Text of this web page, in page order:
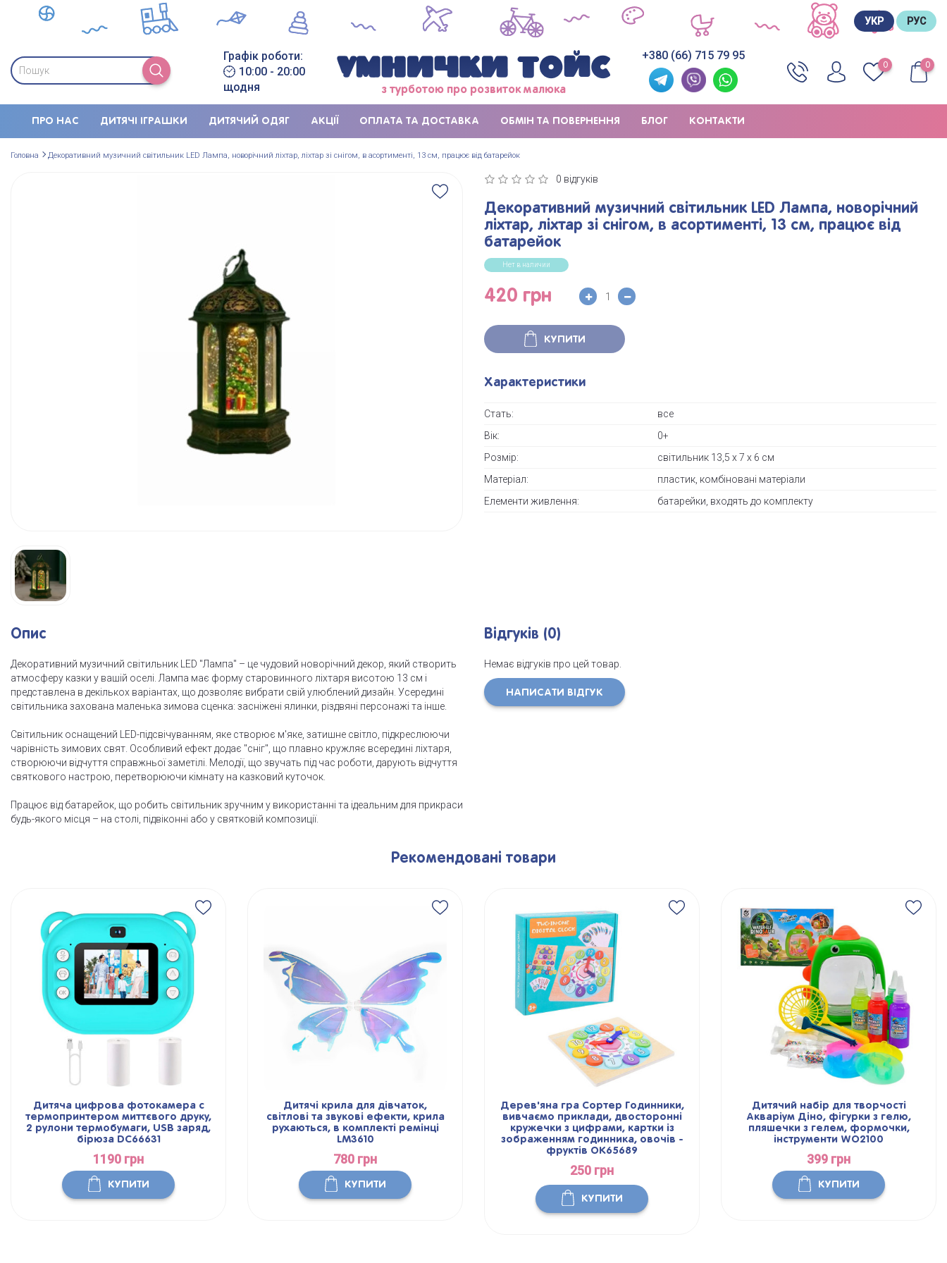
УКР РУС
Графік роботи:
10:00 - 20:00
щодня
з турботою про розвиток малюка
+380 (66) 715 79 95
0 0
ПРО НАС ДИТЯЧІ ІГРАШКИ ДИТЯЧИЙ ОДЯГ АКЦІЇ ОПЛАТА ТА ДОСТАВКА ОБМІН ТА ПОВЕРНЕННЯ БЛОГ КОНТАКТИ
Головна Декоративний музичний світильник LED Лампа, новорічний ліхтар, ліхтар зі снігом, в асортименті, 13 см, працює від батарейок
0 відгуків
Декоративний музичний світильник LED Лампа, новорічний
ліхтар, ліхтар зі снігом, в асортименті, 13 см, працює від
батарейок
Нет в наличии
420 грн
КУПИТИ
Характеристики
Стать:
все
Вік:
0+
Розмір:
світильник 13,5 х 7 х 6 см
Матеріал:
пластик, комбіновані матеріали
Елементи живлення:
батарейки, входять до комплекту
Опис
Декоративний музичний світильник LED "Лампа" – це чудовий новорічний декор, який створить
атмосферу казки у вашій оселі. Лампа має форму старовинного ліхтаря висотою 13 см і
представлена в декількох варіантах, що дозволяє вибрати свій улюблений дизайн. Усередині
світильника захована маленька зимова сценка: засніжені ялинки, різдвяні персонажі та інше.
Світильник оснащений LED-підсвічуванням, яке створює м'яке, затишне світло, підкреслюючи
чарівність зимових свят. Особливий ефект додає "сніг", що плавно кружляє всередині ліхтаря,
створюючи відчуття справжньої заметілі. Мелодії, що звучать під час роботи, дарують відчуття
святкового настрою, перетворюючи кімнату на казковий куточок.
Працює від батарейок, що робить світильник зручним у використанні та ідеальним для прикраси
будь-якого місця – на столі, підвіконні або у святковій композиції.
Відгуків (0)
Немає відгуків про цей товар.
НАПИСАТИ ВІДГУК
Рекомендовані товари
Дитяча цифрова фотокамера с
термопринтером миттєвого друку,
2 рулони термобумаги, USB заряд,
бірюза DC66631
1190 грн
КУПИТИ
Дитячі крила для дівчаток,
світлові та звукові ефекти, крила
рухаються, в комплекті ремінці
LM3610
780 грн
КУПИТИ
Дерев'яна гра Сортер Годинники,
вивчаємо приклади, двосторонні
кружечки з цифрами, картки із
зображенням годинника, овочів -
фруктів OK65689
250 грн
КУПИТИ
Дитячий набір для творчості
Акваріум Діно, фігурки з гелю,
пляшечки з гелем, формочки,
інструменти WO2100
399 грн
КУПИТИ